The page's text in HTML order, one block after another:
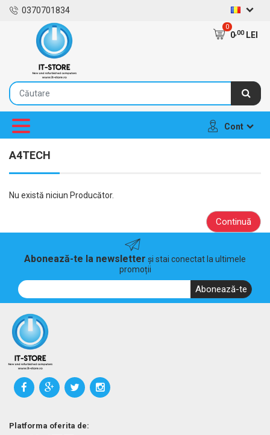
0370701834
0
0,00LEI
Cont
A4TECH
Nu există niciun Producător.
Continuă
Abonează-te la newsletter și stai conectat la ultimele
promoții
Abonează-te
Platforma oferita de: